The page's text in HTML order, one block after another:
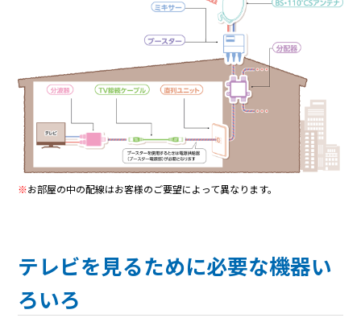
※お部屋の中の配線はお客様のご要望によって異なります。
テレビを見るために必要な機器い
ろいろ